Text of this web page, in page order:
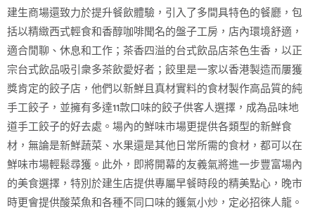
建生商場還致力於提升餐飲體驗，引入了多間具特色的餐廳，包
括以精緻西式輕食和香醇咖啡聞名的盤子工房，店內環境舒適，
適合閒聊、休息和工作；茶香四溢的台式飲品店茶色生香，以正
宗台式飲品吸引衆多茶飲愛好者；餃里是一家以香港製造而屢獲
獎肯定的餃子店，他們以新鮮且真材實料的食材製作高品質的純
手工餃子，並擁有多達11款口味的餃子供客人選擇，成為品味地
道手工餃子的好去處。場內的鮮味市場更提供各類型的新鮮食
材，無論是新鮮蔬菜、水果還是其他日常所需的食材，都可以在
鮮味市場輕鬆尋獲。此外，即將開幕的友義氣將進一步豐富場內
的美食選擇，特別於建生店提供專屬早餐時段的精美點心，晚市
時更會提供酸菜魚和各種不同口味的鑊氣小炒，定必招徠人龍。